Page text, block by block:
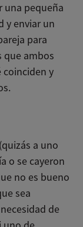
una pequeña
y enviar un
para
que ambos
coinciden y
a uno
o se cayeron
no es bueno
sea
de